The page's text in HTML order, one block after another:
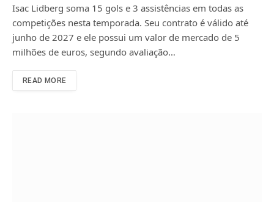
Isac Lidberg soma 15 gols e 3 assistências em todas as
competições nesta temporada. Seu contrato é válido até
junho de 2027 e ele possui um valor de mercado de 5
milhões de euros, segundo avaliação…
READ MORE